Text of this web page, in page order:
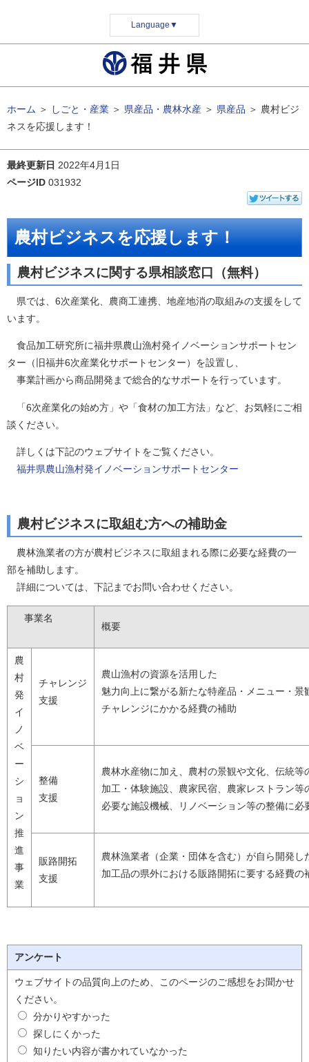
Language ▼
ホーム ＞ しごと・産業 ＞ 県産品・農林水産 ＞ 県産品 ＞ 農村ビジ
ネスを応援します！
最終更新日 2022年4月1日
ページID 031932
農村ビジネスを応援します！
農村ビジネスに関する県相談窓口（無料）
県では、6次産業化、農商工連携、地産地消の取組みの支援をして
います。
食品加工研究所に福井県農山漁村発イノベーションサポートセン
ター（旧福井6次産業化サポートセンター）を設置し、
事業計画から商品開発まで総合的なサポートを行っています。
「6次産業化の始め方」や「食材の加工方法」など、お気軽にご相
談ください。
詳しくは下記のウェブサイトをご覧ください。
福井県農山漁村発イノベーションサポートセンター
農村ビジネスに取組む方への補助金
農林漁業者の方が農村ビジネスに取組まれる際に必要な経費の一
部を補助します。
詳細については、下記までお問い合わせください。
事業名
概要
農
村
発
イ
ノ
ベ
ー
シ
ョ
ン
推
進
事
業
チャレンジ
支援
農山漁村の資源を活用した
魅力向上に繋がる新たな特産品・メニュー・景
チャレンジにかかる経費の補助
整備
支援
農林水産物に加え、農村の景観や文化、伝統等
加工・体験施設、農家民宿、農家レストラン等
必要な施設機械、リノベーション等の整備に必
販路開拓
支援
農林漁業者（企業・団体を含む）が自ら開発し
加工品の県外における販路開拓に要する経費の
アンケート
ウェブサイトの品質向上のため、このページのご感想をお聞かせ
ください。
分かりやすかった
探しにくかった
知りたい内容が書かれていなかった